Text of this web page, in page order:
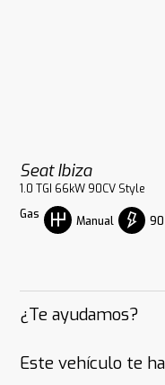
Seat Ibiza
1.0 TGI 66kW 90CV Style
Gas
Manual
¿Te ayudamos?
Este vehículo te